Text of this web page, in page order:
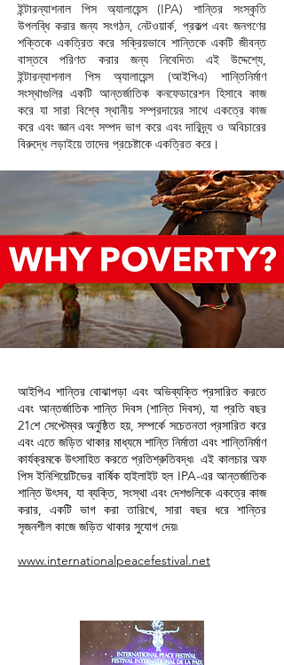
ইন্টারন্যাশনাল পিস অ্যালায়েন্স (IPA) শান্তির সংস্কৃতি
উপলব্ধি করার জন্য সংগঠন, নেটওয়ার্ক, প্রকল্প এবং জনগণের
শক্তিকে একত্রিত করে সক্রিয়ভাবে শান্তিকে একটি জীবন্ত
বাস্তবে পরিণত করার জন্য নিবেদিত৷ এই উদ্দেশ্যে,
ইন্টারন্যাশনাল পিস অ্যালায়েন্স (আইপিএ) শান্তিনির্মাণ
সংস্থাগুলির একটি আন্তর্জাতিক কনফেডারেশন হিসাবে কাজ
করে যা সারা বিশ্বে স্থানীয় সম্প্রদায়ের সাথে একত্রে কাজ
করে এবং জ্ঞান এবং সম্পদ ভাগ করে এবং দারিদ্র্য ও অবিচারের
বিরুদ্ধে লড়াইয়ে তাদের প্রচেষ্টাকে একত্রিত করে।
আইপিএ শান্তির বোঝাপড়া এবং অভিব্যক্তি প্রসারিত করতে
এবং আন্তর্জাতিক শান্তি দিবস (শান্তি দিবস), যা প্রতি বছর
21শে সেপ্টেম্বর অনুষ্ঠিত হয়, সম্পর্কে সচেতনতা প্রসারিত করে
এবং এতে জড়িত থাকার মাধ্যমে শান্তি নির্মাতা এবং শান্তিনির্মাণ
কার্যক্রমকে উৎসাহিত করতে প্রতিশ্রুতিবদ্ধ৷ এই কালচার অফ
পিস ইনিশিয়েটিভের বার্ষিক হাইলাইট হল IPA-এর আন্তর্জাতিক
শান্তি উৎসব, যা ব্যক্তি, সংস্থা এবং দেশগুলিকে একত্রে কাজ
করার, একটি ভাগ করা তারিখে, সারা বছর ধরে শান্তির
সৃজনশীল কাজে জড়িত থাকার সুযোগ দেয়৷
www.internationalpeacefestival.net